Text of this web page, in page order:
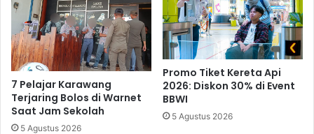
7 Pelajar Karawang
Terjaring Bolos di Warnet
Saat Jam Sekolah
5 Agustus 2026
Promo Tiket Kereta Api
2026: Diskon 30% di Event
BBWI
5 Agustus 2026